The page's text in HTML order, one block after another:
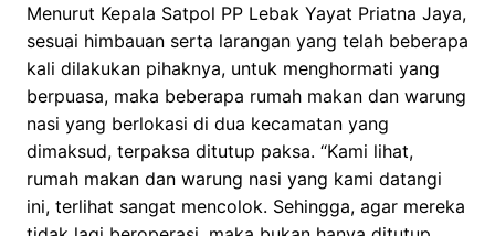
Menurut Kepala Satpol PP Lebak Yayat Priatna Jaya,
sesuai himbauan serta larangan yang telah beberapa
kali dilakukan pihaknya, untuk menghormati yang
berpuasa, maka beberapa rumah makan dan warung
nasi yang berlokasi di dua kecamatan yang
dimaksud, terpaksa ditutup paksa. “Kami lihat,
rumah makan dan warung nasi yang kami datangi
ini, terlihat sangat mencolok. Sehingga, agar mereka